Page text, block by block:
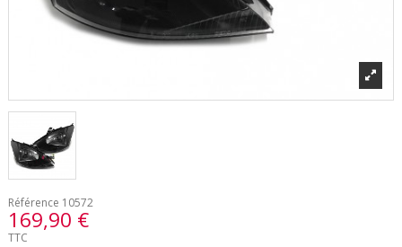
Référence 10572
169,90 €
TTC